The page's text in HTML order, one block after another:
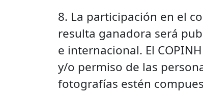
8. La participación en el
resulta ganadora será
e internacional. El
y/o permiso de las
fotografías estén